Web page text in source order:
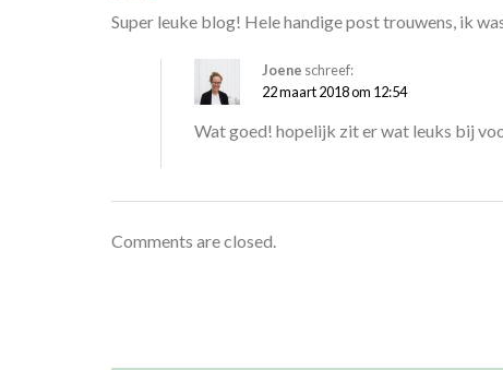
Super leuke blog! Hele handige post trouwens, ik
Joene schreef:
22 maart 2018 om 12:54
Wat goed! hopelijk zit er wat leuks bij
Comments are closed.